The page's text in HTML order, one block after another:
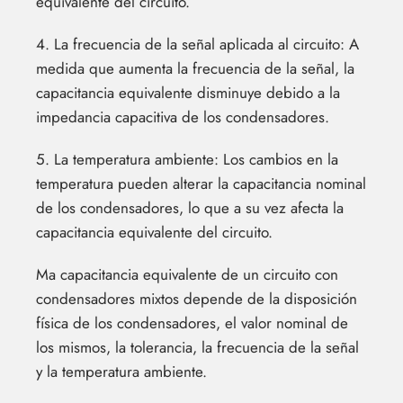
4. La frecuencia de la señal aplicada al circuito: A
medida que aumenta la frecuencia de la señal, la
capacitancia equivalente disminuye debido a la
impedancia capacitiva de los condensadores.
5. La temperatura ambiente: Los cambios en la
temperatura pueden alterar la capacitancia nominal
de los condensadores, lo que a su vez afecta la
capacitancia equivalente del circuito.
Ma capacitancia equivalente de un circuito con
condensadores mixtos depende de la disposición
física de los condensadores, el valor nominal de
los mismos, la tolerancia, la frecuencia de la señal
y la temperatura ambiente.